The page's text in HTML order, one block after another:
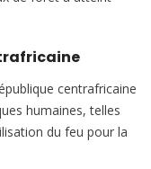
centrafricaine
humaines, telles
du feu pour la